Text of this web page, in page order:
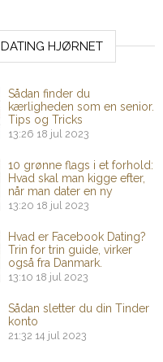
DATING HJØRNET
Sådan finder du
kærligheden som en senior.
Tips og Tricks
13:26 18 jul 2023
10 grønne flags i et forhold:
Hvad skal man kigge efter,
når man dater en ny
13:20 18 jul 2023
Hvad er Facebook Dating?
Trin for trin guide, virker
også fra Danmark.
13:10 18 jul 2023
Sådan sletter du din Tinder
konto
21:32 14 jul 2023